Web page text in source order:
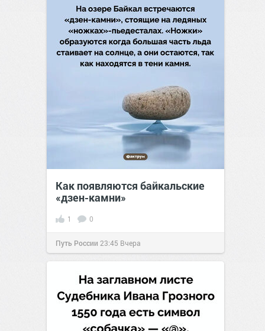
Как появляются байкальские
«дзен-камни»
1 0
Путь России 23:45 Вчера